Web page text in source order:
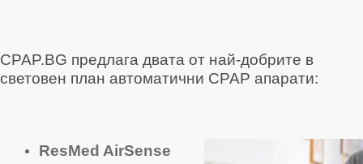
CPAP.BG предлага двата от най-добрите в
световен план автоматични CPAP апарати:
ResMed AirSense